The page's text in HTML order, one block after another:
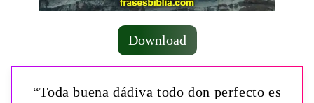
Download
“Toda buena dádiva todo don perfecto es